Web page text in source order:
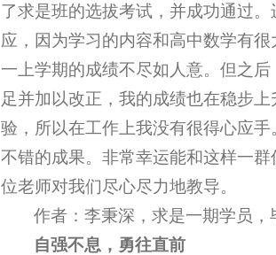
了求是班的选拔考试，并成功通过
应，因为学习的内容和高中数学有
一上学期的成绩不尽如人意。但之
足并加以改正，我的成绩也在稳步
验，所以在工作上我没有很得心应
不错的成果。非常幸运能和这样一
位老师对我们尽心尽力地教导。
作者：李秉深，求是一期学员
自强不息，勇往直前